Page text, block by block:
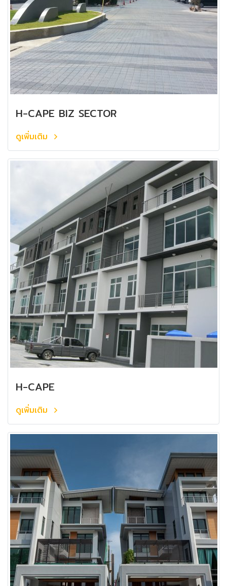
H-CAPE BIZ SECTOR
ดูเพิ่มเติม
H-CAPE
ดูเพิ่มเติม